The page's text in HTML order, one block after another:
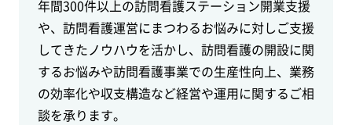
年間300件以上の訪問看護ステーション開業支援
や、訪問看護運営にまつわるお悩みに対しご支援
してきたノウハウを活かし、訪問看護の開設に関
するお悩みや訪問看護事業での生産性向上、業務
の効率化や収支構造など経営や運用に関するご相
談を承ります。